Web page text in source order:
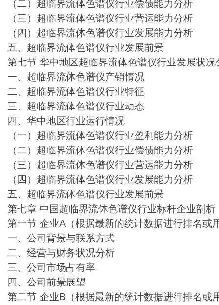
（二）超临界流体色谱仪行业偿债能力分析
（三）超临界流体色谱仪行业营运能力分析
（四）超临界流体色谱仪行业发展能力分析
五、超临界流体色谱仪行业发展前景
第七节 华中地区超临界流体色谱仪行业发展状
一、超临界流体色谱仪产销情况
二、超临界流体色谱仪行业特征
三、超临界流体色谱仪行业动态
四、华中地区行业运行情况
（一）超临界流体色谱仪行业盈利能力分析
（二）超临界流体色谱仪行业偿债能力分析
（三）超临界流体色谱仪行业营运能力分析
（四）超临界流体色谱仪行业发展能力分析
五、超临界流体色谱仪行业发展前景
第七章 中国超临界流体色谱仪行业标杆企业剖析
第一节 企业A（根据最新的统计数据进行排名或
一、公司背景与联系方式
二、经营与财务状况分析
三、公司市场占有率
四、公司前景展望
第二节 企业B（根据最新的统计数据进行排名或